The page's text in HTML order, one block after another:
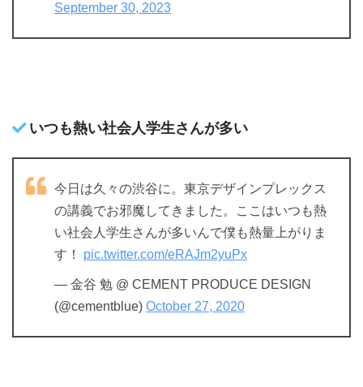
September 30, 2023
いつも熱い社会人学生さんが多い
今日は久々の渋谷に。東京デザインプレックス
の講義でお邪魔してきました。ここはいつも熱
い社会人学生さんが多いんで僕も熱量上がりま
す！ pic.twitter.com/eRAJm2yuPx
— 金谷 勉 @ CEMENT PRODUCE DESIGN
(@cementblue) October 27, 2020